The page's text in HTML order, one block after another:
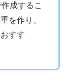
成するこ
を作り、
すす